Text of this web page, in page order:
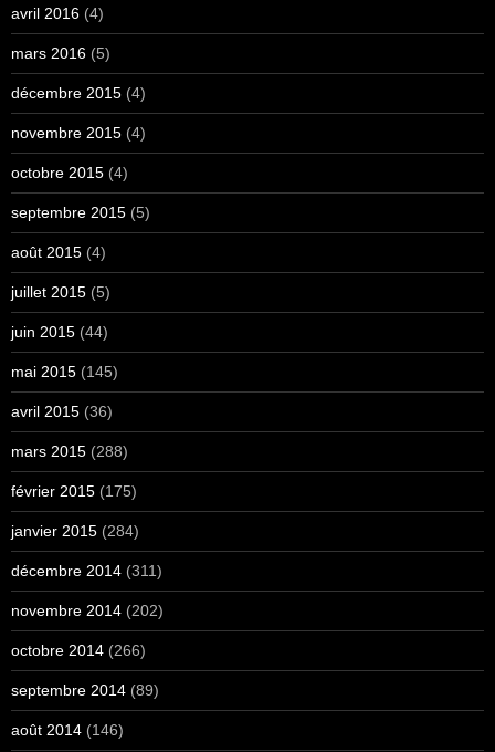
avril 2016 (4)
mars 2016 (5)
décembre 2015 (4)
novembre 2015 (4)
octobre 2015 (4)
septembre 2015 (5)
août 2015 (4)
juillet 2015 (5)
juin 2015 (44)
mai 2015 (145)
avril 2015 (36)
mars 2015 (288)
février 2015 (175)
janvier 2015 (284)
décembre 2014 (311)
novembre 2014 (202)
octobre 2014 (266)
septembre 2014 (89)
août 2014 (146)